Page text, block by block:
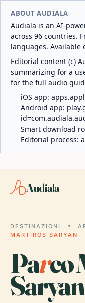
ABOUT AUDIALA
Audiala is an AI-
across 96 countries.
languages. Available
Editorial content (c)
summarizing for a
for the full audio
iOS app:
Android app:
Smart download
Editorial process:
Audiala
DESTINAZIONI
MARTIROS SARYAN
Parco